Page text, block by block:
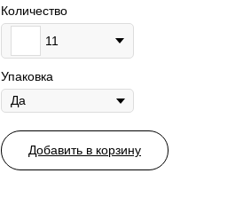
Количество
11
Упаковка
Добавить в корзину